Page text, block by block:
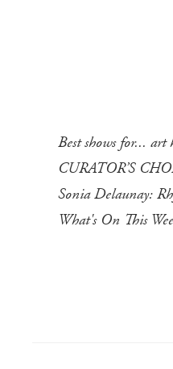
Best shows for... art
CURATOR’S
Sonia Delaunay:
What's On This